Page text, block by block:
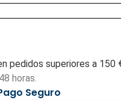
pedidos superiores a 150
horas.
Seguro